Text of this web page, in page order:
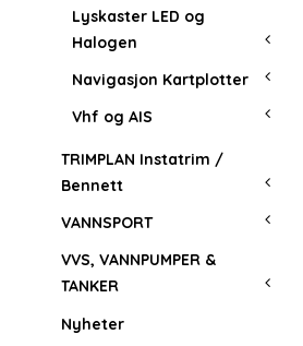
Lyskaster LED og
Halogen
Navigasjon Kartplotter
Vhf og AIS
TRIMPLAN Instatrim /
Bennett
VANNSPORT
VVS, VANNPUMPER &
TANKER
Nyheter